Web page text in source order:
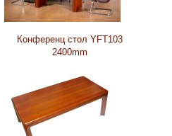
Конференц стол YFT103
2400mm